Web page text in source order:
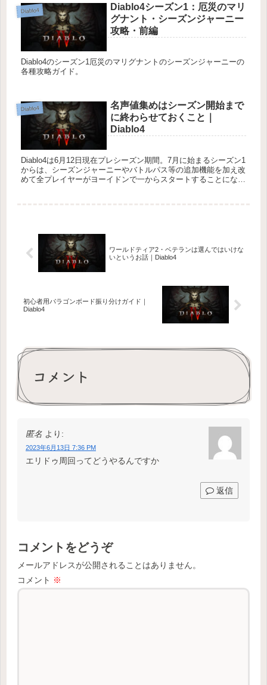
Diablo4
Diablo4シーズン1：厄災のマリ
グナント・シーズンジャーニー
攻略・前編
Diablo4のシーズン1厄災のマリグナントのシーズンジャーニーの
各種攻略ガイド。
Diablo4
名声値集めはシーズン開始まで
に終わらせておくこと｜
Diablo4
Diablo4は6月12日現在プレシーズン期間。7月に始まるシーズン1
からは、シーズンジャーニーやバトルパス等の追加機能を加え改
めて全プレイヤーがヨーイドンで一からスタートすることにな
ワールドティア2・ベテランは選んではいけな
いというお話｜Diablo4
初心者用パラゴンボード振り分けガイド｜
Diablo4
コメント
匿名 より:
2023年6月13日 7:36 PM
エリドゥ周回ってどうやるんですか
返信
コメントをどうぞ
メールアドレスが公開されることはありません。
コメント ※